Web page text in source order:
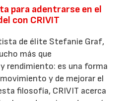
para adentrarse en el
con CRIVIT
de élite Stefanie Graf,
más que
rendimiento: es una forma
y de mejorar el
filosofía, CRIVIT acerca